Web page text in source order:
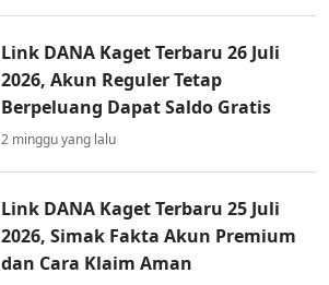
Link DANA Kaget Terbaru 26 Juli
2026, Akun Reguler Tetap
Berpeluang Dapat Saldo Gratis
2 minggu yang lalu
Link DANA Kaget Terbaru 25 Juli
2026, Simak Fakta Akun Premium
dan Cara Klaim Aman